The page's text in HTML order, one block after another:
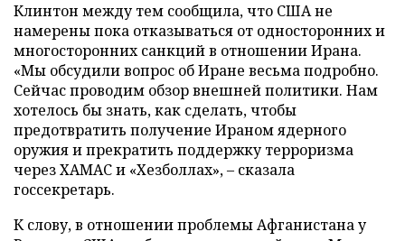
Клинтон между тем сообщила, что США не
намерены пока отказываться от односторонних и
многосторонних санкций в отношении Ирана.
«Мы обсудили вопрос об Иране весьма подробно.
Сейчас проводим обзор внешней политики. Нам
хотелось бы знать, как сделать, чтобы
предотвратить получение Ираном ядерного
оружия и прекратить поддержку терроризма
через ХАМАС и «Хезболлах», – сказала
госсекретарь.
К слову, в отношении проблемы Афганистана у